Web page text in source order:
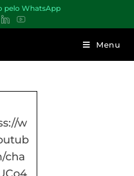
pelo WhatsApp
Menu
w
cha